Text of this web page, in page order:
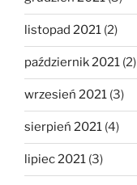
listopad 2021 (2)
październik 2021 (2)
wrzesień 2021 (3)
sierpień 2021 (4)
lipiec 2021 (3)